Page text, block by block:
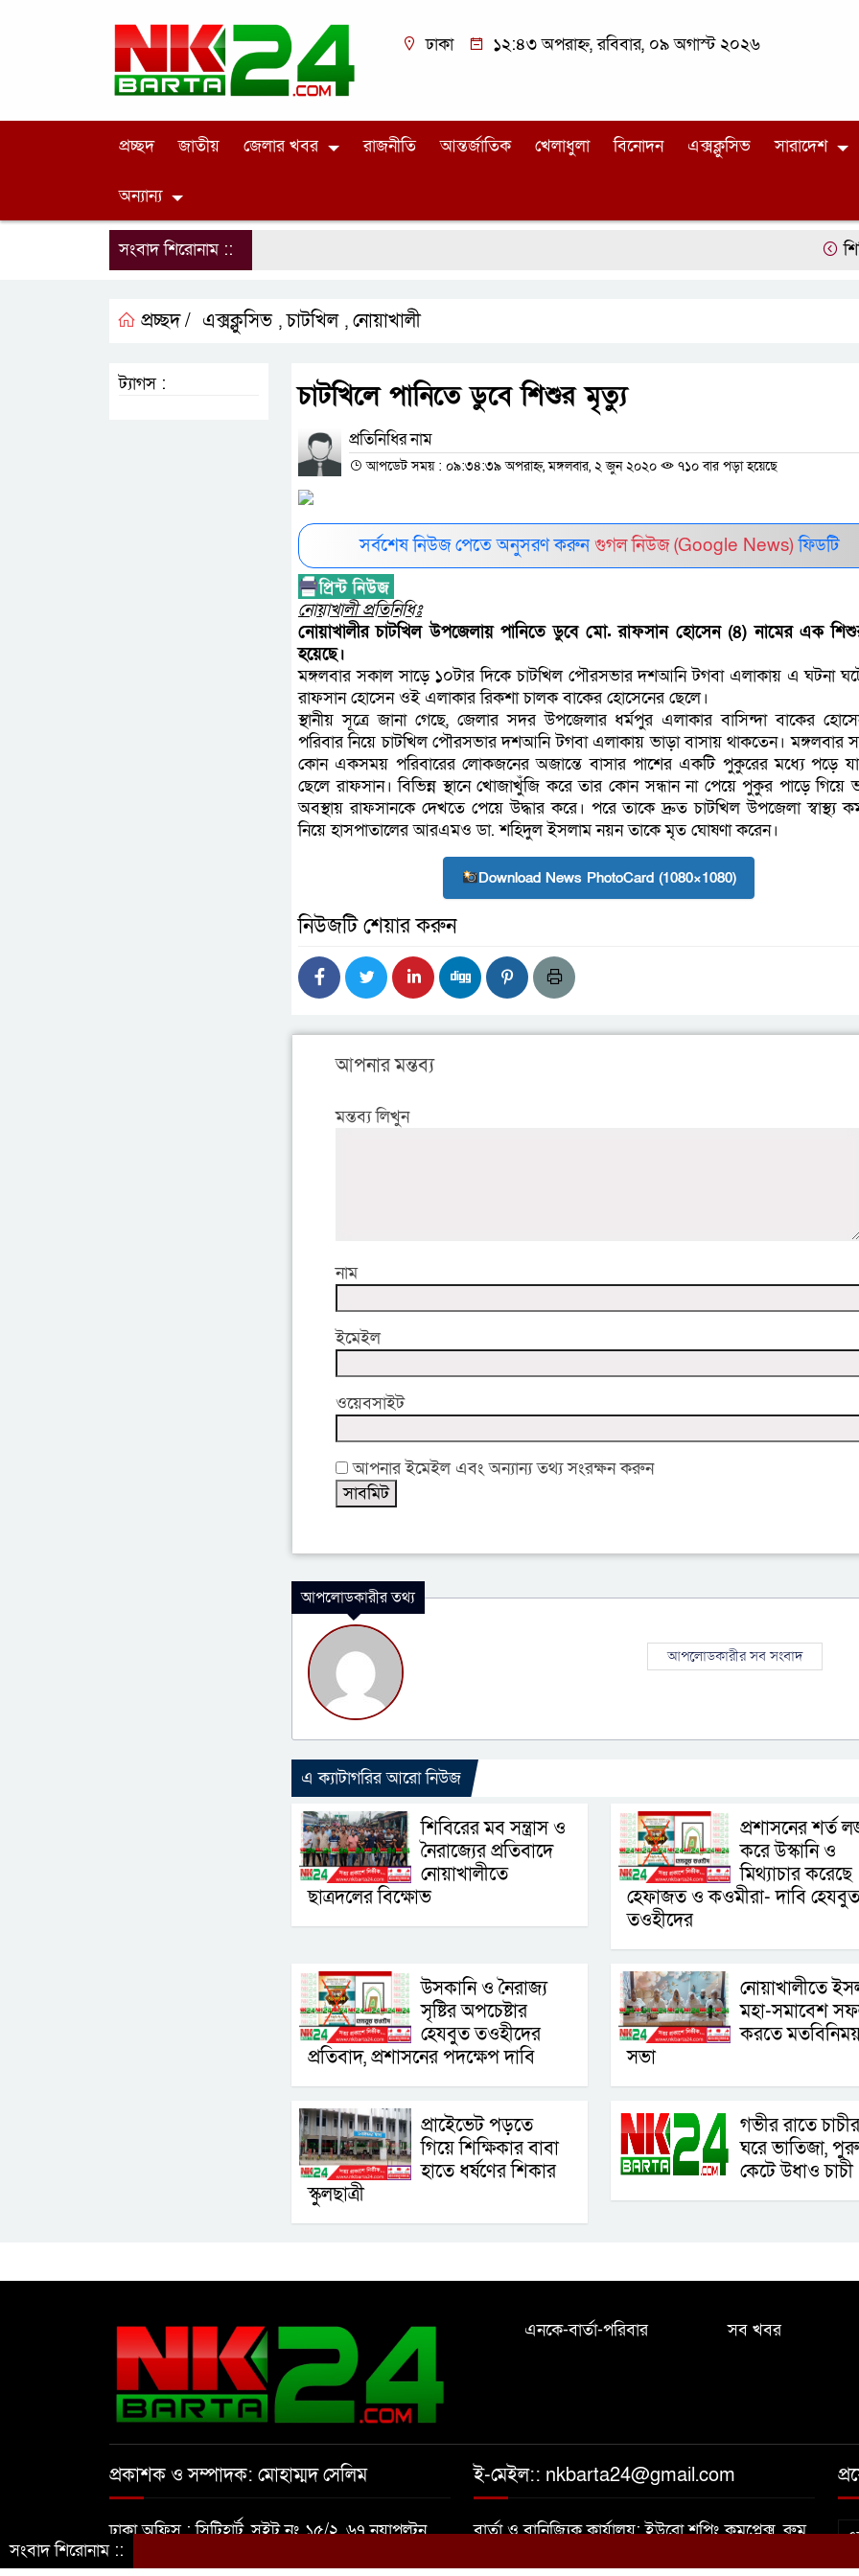
ঢাকা ১২:৪৩ অপরাহ্ন, রবিবার, ০৯ অগাস্ট ২০২৬
প্রচ্ছদ জাতীয় জেলার খবর রাজনীতি আন্তর্জাতিক খেলাধুলা বিনোদন এক্সক্লুসিভ সারাদেশ
অন্যান্য
সংবাদ শিরোনাম ::
প্রচ্ছদ / এক্সক্লুসিভ ,চাটখিল , নোয়াখালী
চাটখিলে পানিতে ডুবে শিশুর মৃত্যু
প্রতিনিধির নাম
আপডেট সময় : ০৯:৩৪:৩৯ অপরাহ্ন, মঙ্গলবার, ২ জুন ২০২০ ৭১০ বার পড়া হয়েছে
সর্বশেষ নিউজ পেতে অনুসরণ করুনগুগল নিউজ (Google News) ফিডটি
নোয়াখালী প্রতিনিধিঃ
নোয়াখালীর চাটখিল উপজেলায় পানিতে ডুবে মো. রাফসান হোসেন (৪) নামের এক
হয়েছে।
মঙ্গলবার সকাল সাড়ে ১০টার দিকে চাটখিল পৌরসভার দশআনি টগবা এলাকায় এ ঘটনা
রাফসান হোসেন ওই এলাকার রিকশা চালক বাকের হোসেনের ছেলে।
স্থানীয় সূত্রে জানা গেছে, জেলার সদর উপজেলার ধর্মপুর এলাকার বাসিন্দা বাকের
পরিবার নিয়ে চাটখিল পৌরসভার দশআনি টগবা এলাকায় ভাড়া বাসায় থাকতেন। মঙ্গলবার
কোন একসময় পরিবারের লোকজনের অজান্তে বাসার পাশের একটি পুকুরের মধ্যে পড়ে
ছেলে রাফসান। বিভিন্ন স্থানে খোজাখুঁজি করে তার কোন সন্ধান না পেয়ে পুকুর পাড়ে গিয়ে
অবস্থায় রাফসানকে দেখতে পেয়ে উদ্ধার করে। পরে তাকে দ্রুত চাটখিল উপজেলা স্বাস্থ্য
নিয়ে হাসপাতালের আরএমও ডা. শহিদুল ইসলাম নয়ন তাকে মৃত ঘোষণা করেন।
Download News PhotoCard (1080×1080)
নিউজটি শেয়ার করুন
আপনার মন্তব্য
মন্তব্য লিখুন
নাম
ইমেইল
ওয়েবসাইট
আপনার ইমেইল এবং অন্যান্য তথ্য সংরক্ষন করুন
আপলোডকারীর তথ্য
আপলোডকারীর সব সংবাদ
এ ক্যাটাগরির আরো নিউজ
শিবিরের মব সন্ত্রাস ও
নৈরাজ্যের প্রতিবাদে
নোয়াখালীতে
ছাত্রদলের বিক্ষোভ
প্রশাসনের শর্ত
করে উস্কানি ও
মিথ্যাচার করেছে
হেফাজত ও কওমীরা- দাবি হেযবুত
তওহীদের
উসকানি ও নৈরাজ্য
সৃষ্টির অপচেষ্টার
হেযবুত তওহীদের
প্রতিবাদ, প্রশাসনের পদক্ষেপ দাবি
নোয়াখালীতে
মহা-সমাবেশ
করতে
সভা
প্রাইেভেট পড়তে
গিয়ে শিক্ষিকার বাবা
হাতে ধর্ষণের শিকার
স্কুলছাত্রী
গভীর রাতে চাচীর
ঘরে ভাতিজা,
কেটে উধাও চাচী
ট্যাগস :
এনকে-বার্তা-পরিবার সব খবর
প্রকাশক ও সম্পাদক: মোহাম্মদ সেলিম
ঢাকা অফিস : সিটিহার্ট, সুইট নং ১৫/২, ৬৭ নয়াপল্টন,
ঢাকা-১০০০।
ই-মেইল:: nkbarta24@gmail.com
বার্তা ও বানিজ্যিক কার্যালয়: ইউরো শপিং কমপ্লেক্স, রুম
সংবাদ শিরোনাম ::